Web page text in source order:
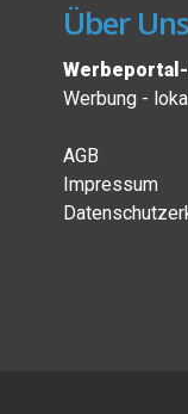
Über Uns
Werbung -
AGB
Impressum